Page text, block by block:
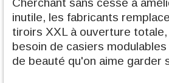
Cherchant sans cesse à
inutile, les fabricants
tiroirs XXL à ouverture
besoin de casiers
de beauté qu'on aime garder